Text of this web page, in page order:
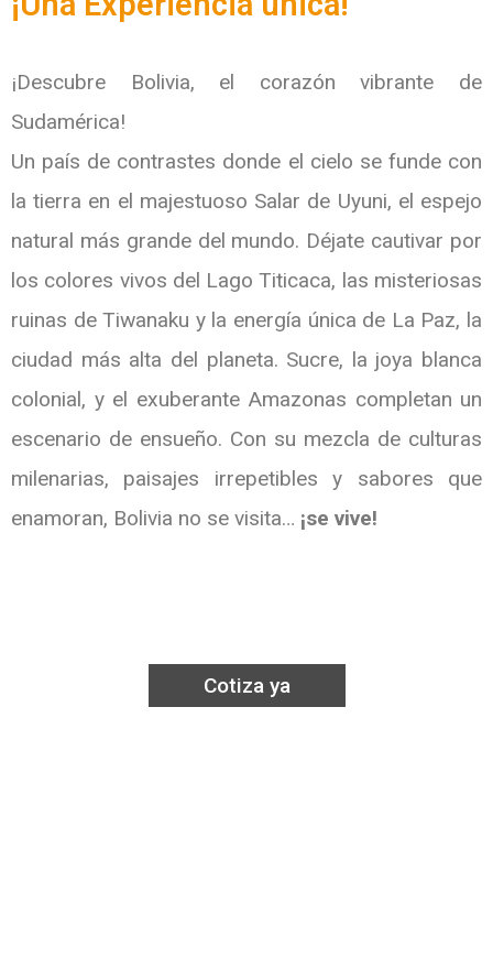
¡Descubre Bolivia, el corazón vibrante de
Sudamérica!
Un país de contrastes donde el cielo se funde con
la tierra en el majestuoso Salar de Uyuni, el espejo
natural más grande del mundo. Déjate cautivar por
los colores vivos del Lago Titicaca, las misteriosas
ruinas de Tiwanaku y la energía única de La Paz, la
ciudad más alta del planeta. Sucre, la joya blanca
colonial, y el exuberante Amazonas completan un
escenario de ensueño. Con su mezcla de culturas
milenarias, paisajes irrepetibles y sabores que
enamoran, Bolivia no se visita… ¡se vive!
Cotiza ya